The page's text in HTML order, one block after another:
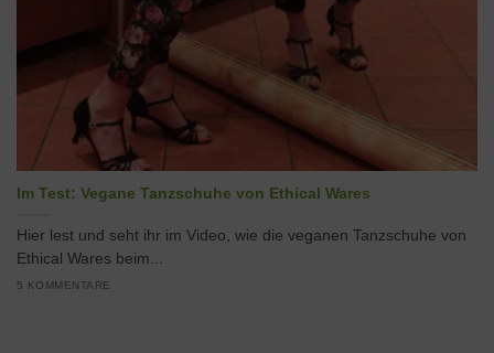
Im Test: Vegane Tanzschuhe von Ethical Wares
Hier lest und seht ihr im Video, wie die veganen Tanzschuhe von
Ethical Wares beim...
5 KOMMENTARE